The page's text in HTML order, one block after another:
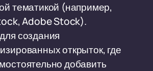
тематикой (например,
Adobe Stock).
создания
открыток, где
добавить